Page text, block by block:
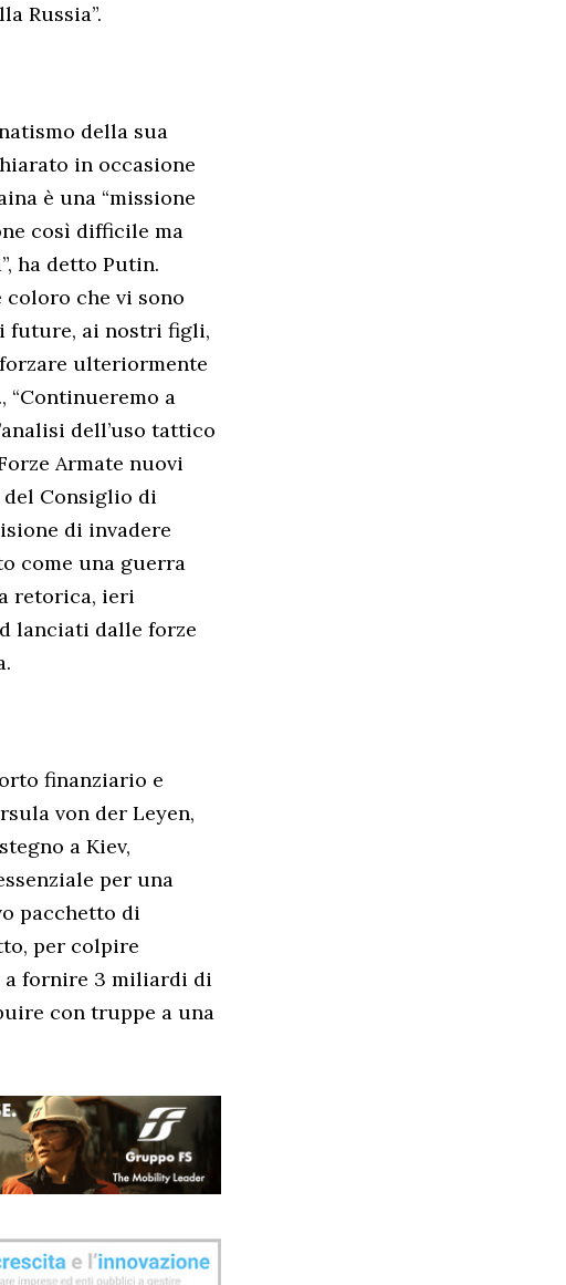
Russia”.
della sua
in occasione
è una “missione
così difficile ma
ha detto Putin.
che vi sono
future, ai nostri figli,
ulteriormente
“Continueremo a
dell’uso tattico
Armate nuovi
del Consiglio di
di invadere
come una guerra
retorica, ieri
lanciati dalle forze
finanziario e
von der Leyen,
a Kiev,
per una
pacchetto di
per colpire
a fornire 3 miliardi di
con truppe a una